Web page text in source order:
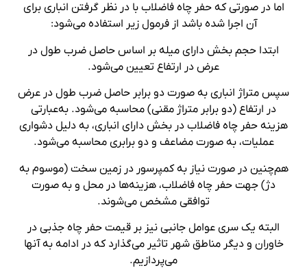
اما در صورتی که حفر چاه فاضلاب با در نظر گرفتن انباری برای
آن اجرا شده باشد از فرمول زیر استفاده می‌شود:
ابتدا حجم بخش دارای میله بر اساس حاصل ضرب طول در
عرض در ارتفاع تعیین می‌شود.
سپس متراژ انباری به صورت دو برابر حاصل ضرب طول در عرض
در ارتفاع (دو برابر متراژ مقنی) محاسبه می‌شود. به‌عبارتی
هزینه حفر چاه فاضلاب در بخش دارای انباری، به دلیل دشواری
عملیات، به صورت مضاعف و دو برابری محاسبه می‌شود.
هم‌چنین در صورت نیاز به کمپرسور در زمین سخت (موسوم به
دژ) جهت حفر چاه فاضلاب، هزینه‌ها در محل و به صورت
توافقی مشخص می‌شوند.
البته یک سری عوامل جانبی نیز بر قیمت حفر چاه جذبی در
خاوران و دیگر مناطق شهر تاثیر می‌گذارد که در ادامه به آنها
می‌پردازیم.